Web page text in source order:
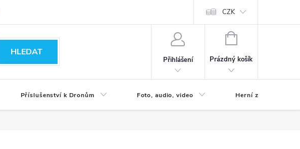
CZK
HLEDAT
Přihlášení
NÁKUPNÍ
Prázdný košík
Příslušenství k Dronům Foto, audio, video Herní zóna